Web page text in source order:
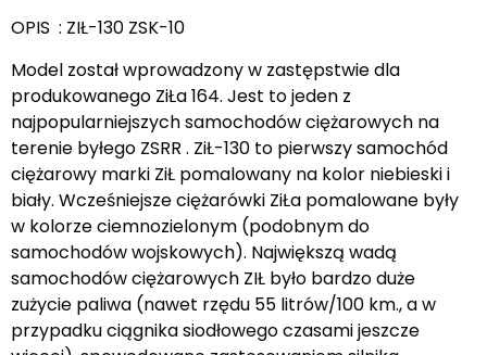
OPIS : ZIŁ-130 ZSK-10
Model został wprowadzony w zastępstwie dla
produkowanego ZiŁa 164. Jest to jeden z
najpopularniejszych samochodów ciężarowych na
terenie byłego ZSRR . ZiŁ-130 to pierwszy samochód
ciężarowy marki ZiŁ pomalowany na kolor niebieski i
biały. Wcześniejsze ciężarówki ZiŁa pomalowane były
w kolorze ciemnozielonym (podobnym do
samochodów wojskowych). Największą wadą
samochodów ciężarowych ZIŁ było bardzo duże
zużycie paliwa (nawet rzędu 55 litrów/100 km., a w
przypadku ciągnika siodłowego czasami jeszcze